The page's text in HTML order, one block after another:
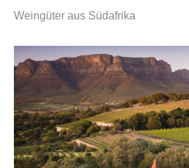
Weingüter aus Südafrika